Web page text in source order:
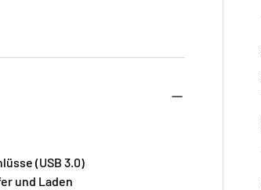
(USB 3.0)
und Laden